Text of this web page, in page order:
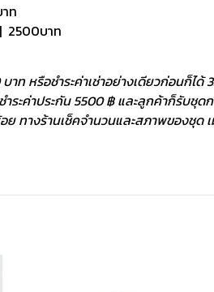
ท
2500บาท
บาท หรือชำระค่าเช่าอย่างเดียวก่อนก็
ำระค่าประกัน 5500 ฿ และลูกค้าก็รับชุด
ทางร้านเช็คจำนวนและสภาพของชุด